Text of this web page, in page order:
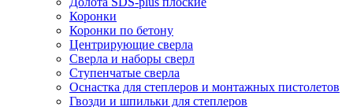
Коронки
Коронки по бетону
Центрирующие сверла
Сверла и наборы сверл
Ступенчатые сверла
Оснастка для степлеров и монтажных пистолетов
Гвозди и шпильки для степлеров